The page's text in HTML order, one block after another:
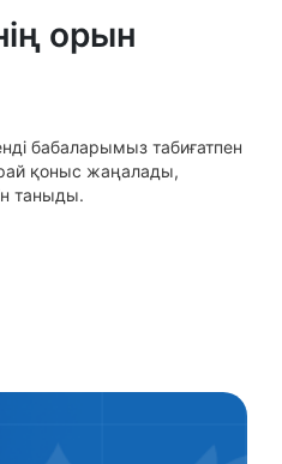
орын
бабаларымыз табиғатпен
қоныс жаңалады,
таныды.